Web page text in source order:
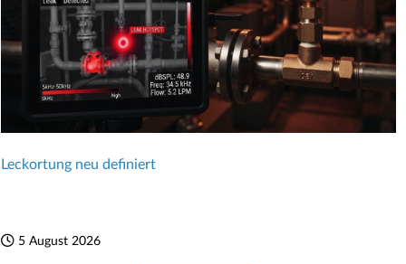
Leckortung neu definiert
5 August 2026